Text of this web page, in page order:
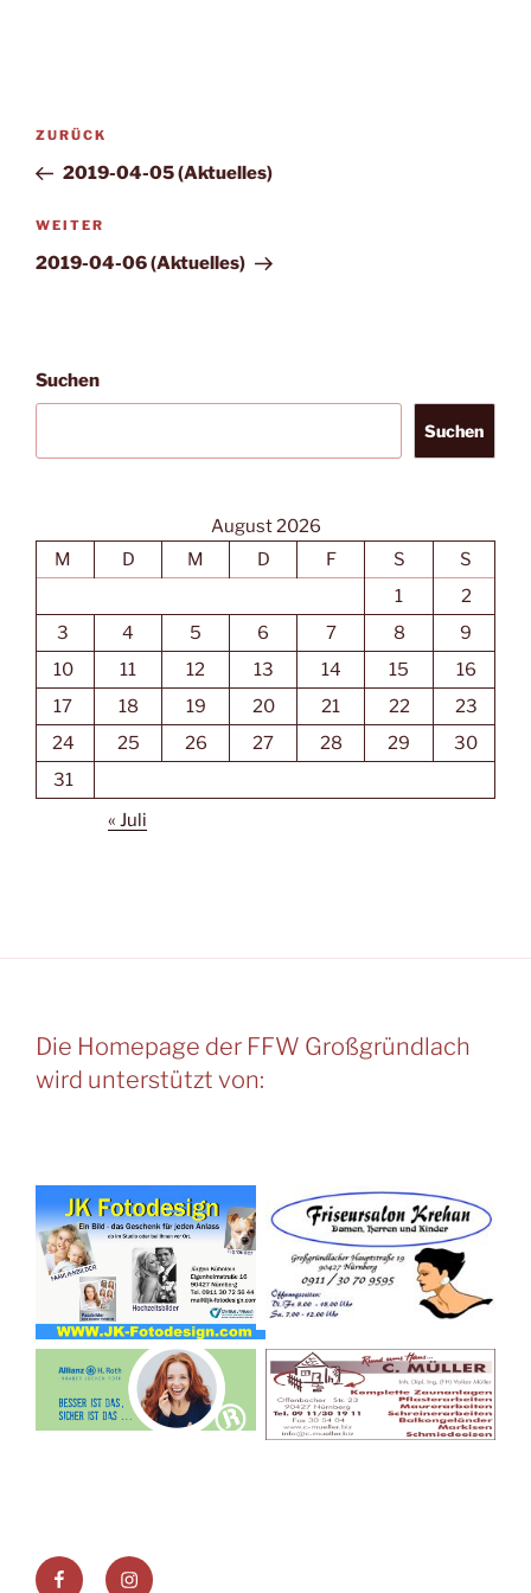
Beitragsnavigation
Vorheriger
Beitrag
ZURÜCK
2019-04-05 (Aktuelles)
Nächster
Beitrag
WEITER
2019-04-06 (Aktuelles)
Suchen
Suchen
August 2026
M
D M D F S
S
1
2
3
4 5 6 7 8
9
10
11 12 13 14 15
16
17
18 19 20 21 22
23
24
25 26 27 28 29
30
31
« Juli
Die Homepage der FFW Großgründlach
wird unterstützt von:
FacebookInstagram